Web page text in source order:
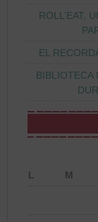
ROLL’EAT,
EL
BIBLIOTECA
L
M